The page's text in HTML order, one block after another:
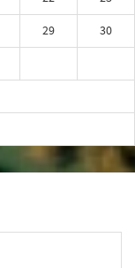
29
30